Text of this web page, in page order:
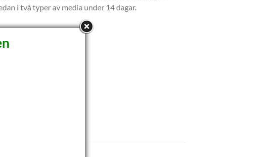
i två typer av media under 14 dagar.